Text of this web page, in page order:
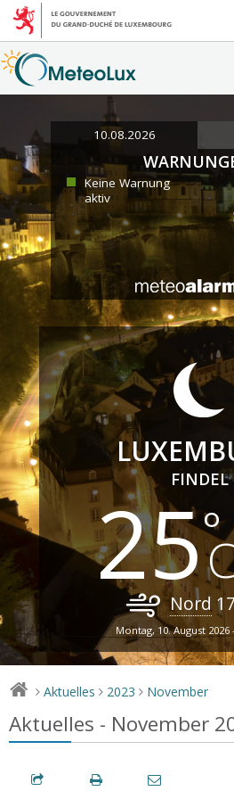
10.08.2026
Keine Warnung
aktiv
FINDEL
25
Nord
Montag, 10. August 2026
> Aktuelles > 2023 > November
Aktuelles - November